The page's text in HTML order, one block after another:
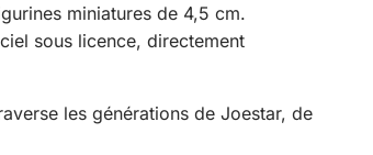
miniatures de 4,5 cm.
sous licence, directement
les générations de Joestar, de